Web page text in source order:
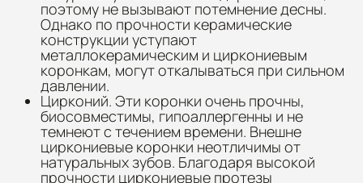
поэтому не вызывают потемнение десны.
Однако по прочности керамические
конструкции уступают
металлокерамическим и циркониевым
коронкам, могут откалываться при сильном
давлении.
Цирконий. Эти коронки очень прочны,
биосовместимы, гипоаллергенны и не
темнеют с течением времени. Внешне
циркониевые коронки неотличимы от
натуральных зубов. Благодаря высокой
прочности циркониевые протезы